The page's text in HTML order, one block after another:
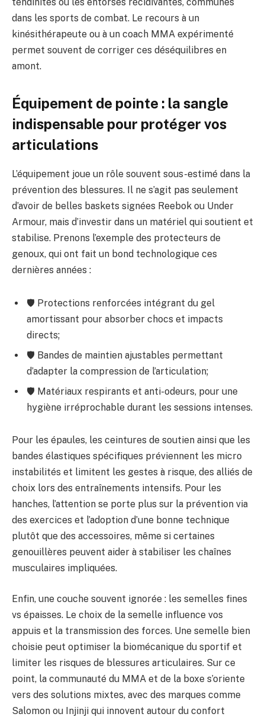
dans les sports de combat. Le recours à un
kinésithérapeute ou à un coach MMA expérimenté
permet souvent de corriger ces déséquilibres en
amont.
Équipement de pointe : la sangle
indispensable pour protéger vos
articulations
L’équipement joue un rôle souvent sous-estimé dans la
prévention des blessures. Il ne s’agit pas seulement
d’avoir de belles baskets signées Reebok ou Under
Armour, mais d’investir dans un matériel qui soutient et
stabilise. Prenons l’exemple des protecteurs de
genoux, qui ont fait un bond technologique ces
dernières années :
🛡️ Protections renforcées intégrant du gel
amortissant pour absorber chocs et impacts
directs;
🛡️ Bandes de maintien ajustables permettant
d’adapter la compression de l’articulation;
🛡️ Matériaux respirants et anti-odeurs, pour une
hygiène irréprochable durant les sessions intenses.
Pour les épaules, les ceintures de soutien ainsi que les
bandes élastiques spécifiques préviennent les micro
instabilités et limitent les gestes à risque, des alliés de
choix lors des entraînements intensifs. Pour les
hanches, l’attention se porte plus sur la prévention via
des exercices et l’adoption d’une bonne technique
plutôt que des accessoires, même si certaines
genouillères peuvent aider à stabiliser les chaînes
musculaires impliquées.
Enfin, une couche souvent ignorée : les semelles fines
vs épaisses. Le choix de la semelle influence vos
appuis et la transmission des forces. Une semelle bien
choisie peut optimiser la biomécanique du sportif et
limiter les risques de blessures articulaires. Sur ce
point, la communauté du MMA et de la boxe s’oriente
vers des solutions mixtes, avec des marques comme
Salomon ou Injinji qui innovent autour du confort